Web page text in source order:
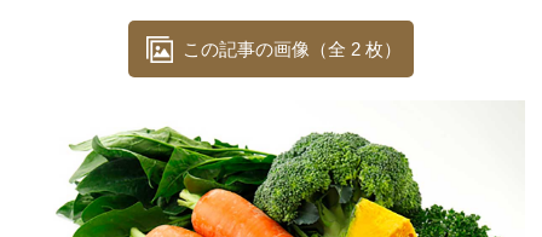
この記事の画像（全 2 枚）